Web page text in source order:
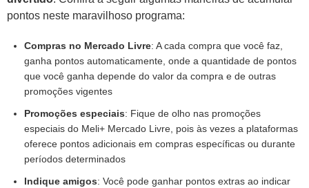
pontos neste maravilhoso programa:
Compras no Mercado Livre: A cada compra que você faz,
ganha pontos automaticamente, onde a quantidade de pontos
que você ganha depende do valor da compra e de outras
promoções vigentes
Promoções especiais: Fique de olho nas promoções
especiais do Meli+ Mercado Livre, pois às vezes a plataformas
oferece pontos adicionais em compras específicas ou durante
períodos determinados
Indique amigos: Você pode ganhar pontos extras ao indicar